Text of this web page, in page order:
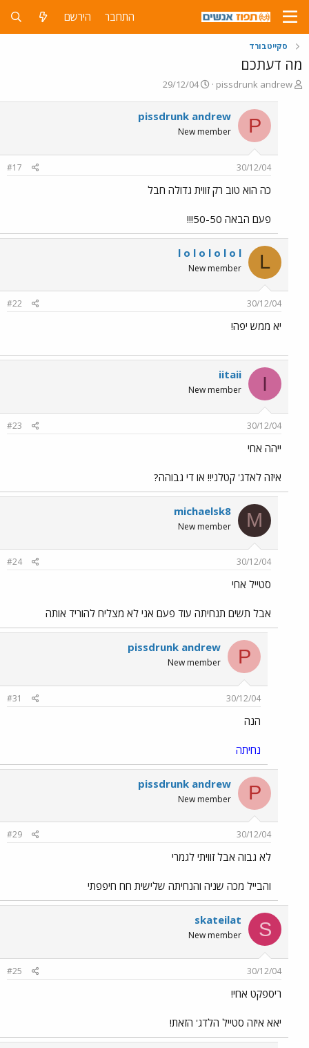
התחבר הירשם
סקייטבורד
מה דעתכם
פ
pissdrunk andrew
פ
ס
ם
ת
י
29/12/04
P
pissdrunk andrew
New member
30/12/04
#17
כה הוא טוב רק זווית גדולה חבל
פעם הבאה 50-50!!!
L
l o l o l o l o l
New member
30/12/04
#22
יא ממש יפה!
I
iitaii
New member
30/12/04
#23
ייהה אחי
איזה לאדג' קטלני!! או די גבוהה?
M
michaelsk8
New member
30/12/04
#24
סטייל אחי
אבל תשים תנחיתה עוד פעם אני לא מצליח להוריד אותה
P
pissdrunk andrew
New member
30/12/04
#31
הנה
נחיתה
P
pissdrunk andrew
New member
30/12/04
#29
לא גבוה אבל זוויתי לגמרי
והבייל מכה שניה והנחיתה שלישית חח חיפפתי
S
skateilat
New member
30/12/04
#25
ריספקט אחי!
יאא איזה סטייל הלדג' הזאת!